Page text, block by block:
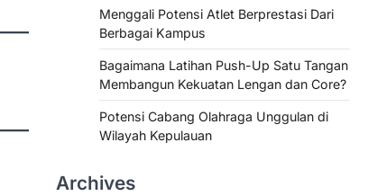
Menggali Potensi Atlet Berprestasi Dari
Berbagai Kampus
Bagaimana Latihan Push-Up Satu Tangan
Membangun Kekuatan Lengan dan Core?
Potensi Cabang Olahraga Unggulan di
Wilayah Kepulauan
Archives